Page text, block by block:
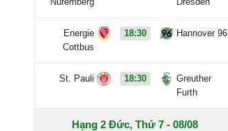
Energie
Cottbus
18:30 Hannover 96
St. Pauli 18:30
Greuther
Furth
Hạng 2 Đức, Thứ 7 - 08/08